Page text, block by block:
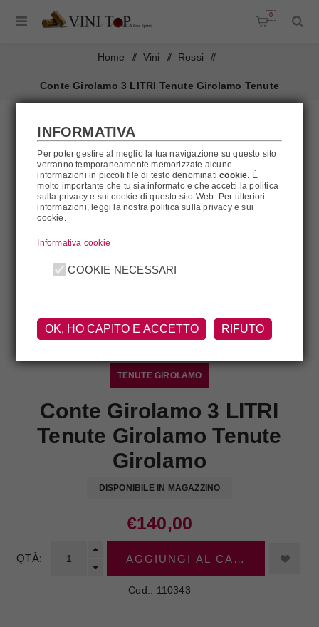
0
Home / Vini / Rossi /
Conte Girolamo 3 LITRI Tenute Girolamo Tenute
TENUTE GIROLAMO
Conte Girolamo 3 LITRI
Tenute Girolamo Tenute
Girolamo
DISPONIBILE IN MAGAZZINO
€140,00
QTÀ: AGGIUNGI AL CARRELLO
Cod.: 110343
INFORMATIVA
Per poter gestire al meglio la tua navigazione su questo sito
verranno temporaneamente memorizzate alcune
informazioni in piccoli file di testo denominaticookie . È
molto importante che tu sia informato e che accetti la politica
sulla privacy e sui cookie di questo sito Web. Per ulteriori
informazioni, leggi la nostra politica sulla privacy e sui
cookie.
Informativa cookie
COOKIE NECESSARI
OK, HO CAPITO E ACCETTO RIFUTO